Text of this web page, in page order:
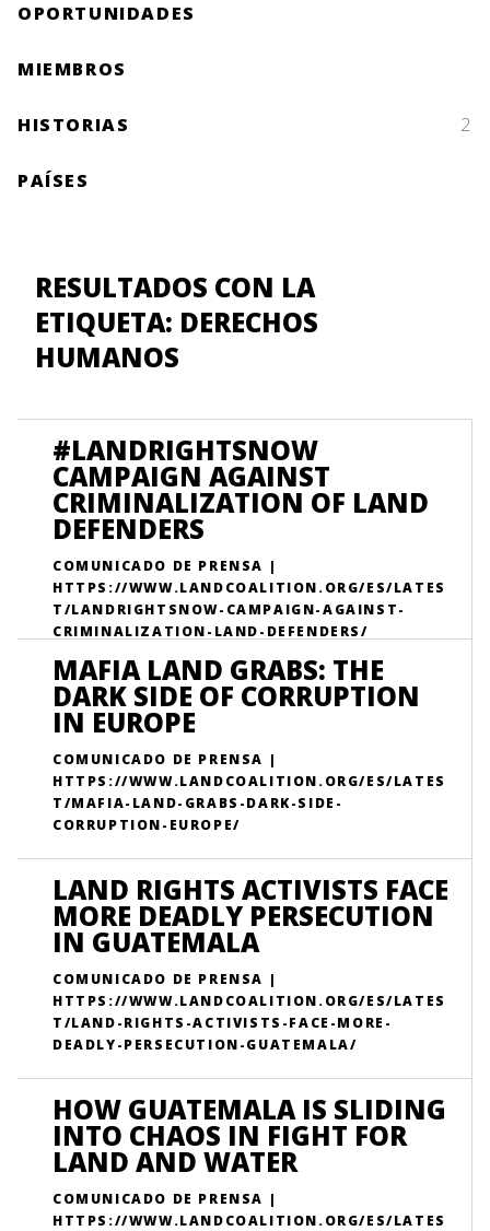
OPORTUNIDADES
MIEMBROS
HISTORIAS 2
PAÍSES
RESULTADOS CON LA
ETIQUETA: DERECHOS
HUMANOS
#LANDRIGHTSNOW
CAMPAIGN AGAINST
CRIMINALIZATION OF LAND
DEFENDERS
COMUNICADO DE PRENSA |
HTTPS://WWW.LANDCOALITION.ORG/ES/LATES
T/LANDRIGHTSNOW-CAMPAIGN-AGAINST-
CRIMINALIZATION-LAND-DEFENDERS/
MAFIA LAND GRABS: THE
DARK SIDE OF CORRUPTION
IN EUROPE
COMUNICADO DE PRENSA |
HTTPS://WWW.LANDCOALITION.ORG/ES/LATES
T/MAFIA-LAND-GRABS-DARK-SIDE-
CORRUPTION-EUROPE/
LAND RIGHTS ACTIVISTS FACE
MORE DEADLY PERSECUTION
IN GUATEMALA
COMUNICADO DE PRENSA |
HTTPS://WWW.LANDCOALITION.ORG/ES/LATES
T/LAND-RIGHTS-ACTIVISTS-FACE-MORE-
DEADLY-PERSECUTION-GUATEMALA/
HOW GUATEMALA IS SLIDING
INTO CHAOS IN FIGHT FOR
LAND AND WATER
COMUNICADO DE PRENSA |
HTTPS://WWW.LANDCOALITION.ORG/ES/LATES